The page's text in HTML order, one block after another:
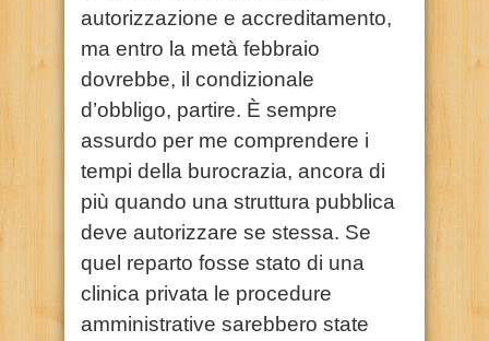
autorizzazione e accreditamento,
ma entro la metà febbraio
dovrebbe, il condizionale
d’obbligo, partire. È sempre
assurdo per me comprendere i
tempi della burocrazia, ancora di
più quando una struttura pubblica
deve autorizzare se stessa. Se
quel reparto fosse stato di una
clinica privata le procedure
amministrative sarebbero state